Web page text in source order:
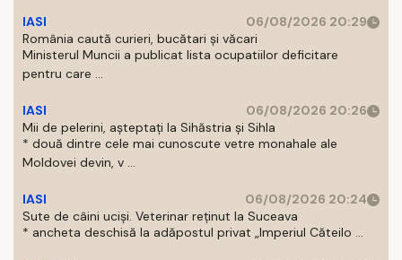
IASI
06/08/2026 20:29
România caută curieri, bucătari și văcari
Ministerul Muncii a publicat lista ocupatiilor deficitare
pentru care ...
IASI
06/08/2026 20:26
Mii de pelerini, așteptați la Sihăstria și Sihla
* două dintre cele mai cunoscute vetre monahale ale
Moldovei devin, v ...
IASI
06/08/2026 20:24
Sute de câini uciși. Veterinar reținut la Suceava
* ancheta deschisă la adăpostul privat „Imperiul Căteilo ...